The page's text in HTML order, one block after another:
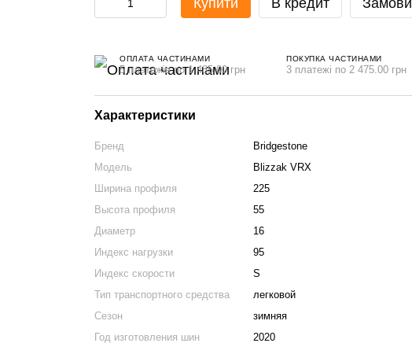
Купити В кредит
ОПЛАТА ЧАСТИНАМИ
5 платежів по 1 485.00 грн
ПОКУПКА ЧАСТИНАМИ
3 платежі по 2 475.00 грн
Характеристики
Бренд
Bridgestone
Модель
Blizzak VRX
Ширина профиля
225
Высота профиля
55
Диаметр
16
Индекс нагрузки
95
Индекс скорости
S
Тип транспортного средства
легковой
Сезон
зимняя
Год изготовления шин
2020